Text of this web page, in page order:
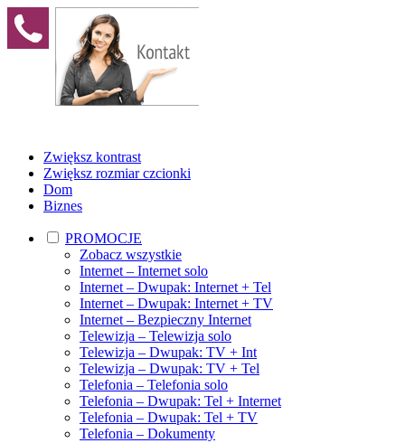
Zwiększ kontrast
Zwiększ rozmiar czcionki
Dom
Biznes
PROMOCJE
Zobacz wszystkie
Internet – Internet solo
Internet – Dwupak: Internet + Tel
Internet – Dwupak: Internet + TV
Internet – Bezpieczny Internet
Telewizja – Telewizja solo
Telewizja – Dwupak: TV + Int
Telewizja – Dwupak: TV + Tel
Telefonia – Telefonia solo
Telefonia – Dwupak: Tel + Internet
Telefonia – Dwupak: Tel + TV
Telefonia – Dokumenty